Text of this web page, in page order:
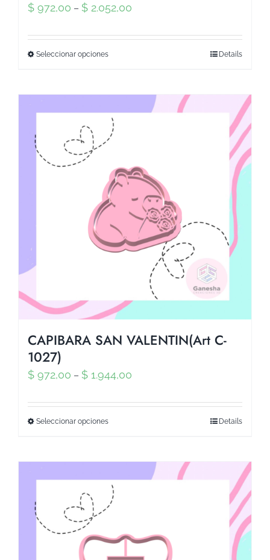
$ 972,00 – $ 2.052,00
Seleccionar opciones Details
CAPIBARA SAN VALENTIN(Art C-
1027)
$ 972,00 – $ 1.944,00
Seleccionar opciones Details